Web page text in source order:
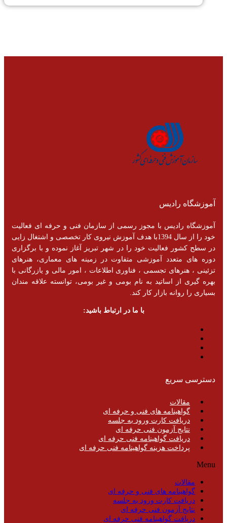
آموزشگاه رادیس
آموزشگاه رادیس با مجوز رسمی از سازمان فنی و حرفه ای فعالیت
خود را از سال 1394با هدف آموزش نیروی کار تخصصی و اشتغال زایی
در سطح کشور فعالیت خود را در شهر تبریز آغاز نموده و با برگزاری
دوره های متعدد آموزشی متفاوت در زمینه های معماری، هنرهای
تزئینی ، هنرهای تجسمی ، فناوری اطلاعات ، امور مالی و یازرگانی با
بهره گیری از اساتید به نام بومی و غیر بومی، توانسته علاقه مندان
بسیاری را روانه بازار کار کند.
با ما در ارتباط باشید:
دسترسی سریع
مقالات
گواهینامه های فنی و حرفه ای
دریافت کارت ورود به جلسه
نتایج آزمون فنی حرفه ای
دریافت گواهینامه فنی حرفه ای
پرداخت هزینه گواهینامه فنی حرفه ای
Menu
مقالات
گواهینامه های فنی و حرفه ای
دریافت کارت ورود به جلسه
نتایج آزمون فنی حرفه ای
دریافت گواهینامه فنی حرفه ای